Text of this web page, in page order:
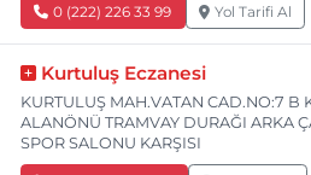
0 (222) 226 33 99 Yol Tarifi Al
Kurtuluş Eczanesi
KURTULUŞ MAH.VATAN CAD.NO:7 B
ALANÖNÜ TRAMVAY DURAĞI ARKA
SPOR SALONU KARŞISI